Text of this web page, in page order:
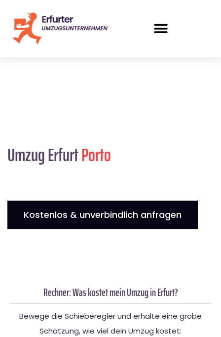
Umzug ErfurtPorto
Kostenlos & unverbindlich anfragen
Rechner: Was kostet mein Umzug in Erfurt?
Bewege die Schieberegler und erhalte eine grobe
Schätzung, wie viel dein Umzug kostet: